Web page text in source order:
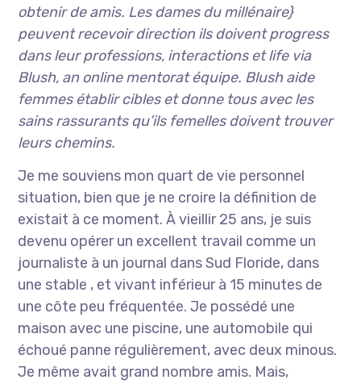
obtenir de amis. Les dames du millénaire}
peuvent recevoir direction ils doivent progress
dans leur professions, interactions et life via
Blush, an online mentorat équipe. Blush aide
femmes établir cibles et donne tous avec les
sains rassurants qu’ils femelles doivent trouver
leurs chemins.
Je me souviens mon quart de vie personnel
situation, bien que je ne croire la définition de
existait à ce moment. À vieillir 25 ans, je suis
devenu opérer un excellent travail comme un
journaliste à un journal dans Sud Floride, dans
une stable , et vivant inférieur à 15 minutes de
une côte peu fréquentée. Je possédé une
maison avec une piscine, une automobile qui
échoué panne régulièrement, avec deux minous.
Je même avait grand nombre amis. Mais,